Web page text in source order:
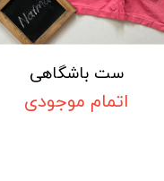
ست باشگاهی
اتمام موجودی